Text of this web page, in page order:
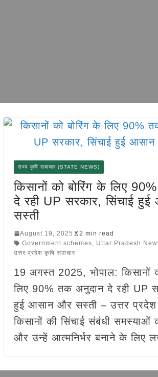
राज्य कृषि समाचार (STATE NEWS)
किसानों को बोरिंग के लिए
दे रही UP सरकार, सिंचाई
सस्ती
August 19, 2025
2 min read
Government schemes, Uttar Pradesh
उत्तर प्रदेश कृषि समाचार
19 अगस्त 2025, भोपाल: किसानों
लिए 90% तक अनुदान दे रही UP
हुई आसान और सस्ती – उत्तर प्रदेश
किसानों की सिंचाई संबंधी समस्याओं
और उन्हें आत्मनिर्भर बनाने के लिए